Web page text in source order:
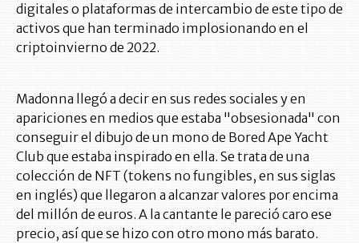
digitales o plataformas de intercambio de este tipo de
activos que han terminado implosionando en el
criptoinvierno de 2022.
Madonna llegó a decir en sus redes sociales y en
apariciones en medios que estaba "obsesionada" con
conseguir el dibujo de un mono de Bored Ape Yacht
Club que estaba inspirado en ella. Se trata de una
colección de NFT (tokens no fungibles, en sus siglas
en inglés) que llegaron a alcanzar valores por encima
del millón de euros. A la cantante le pareció caro ese
precio, así que se hizo con otro mono más barato.